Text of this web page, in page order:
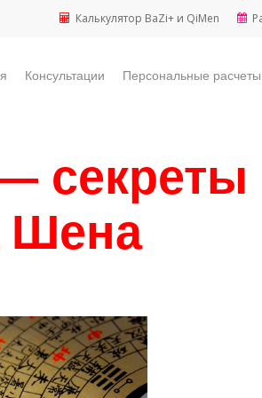
Калькулятор BaZi+ и QiMen
Консультации Персональные расчеты
секреты
Шена